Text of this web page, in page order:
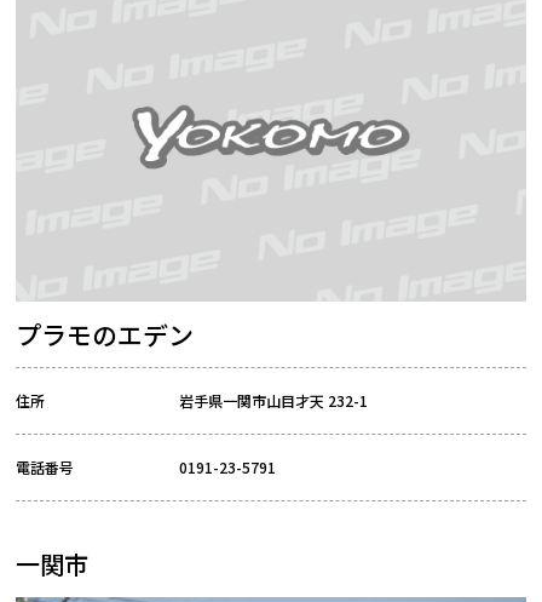
プラモのエデン
住所 岩手県一関市山目才天 232-1
電話番号 0191-23-5791
一関市